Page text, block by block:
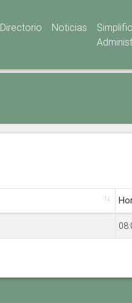
Directorio Noticias